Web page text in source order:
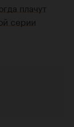
плачут
серии